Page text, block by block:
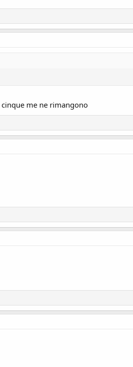
me ne rimangono